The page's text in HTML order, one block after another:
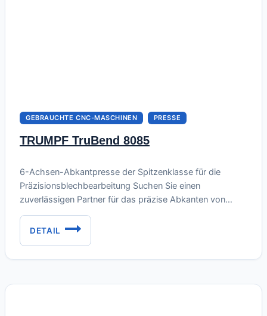
GEBRAUCHTE CNC-MASCHINEN PRESSE
TRUMPF TruBend 8085
6-Achsen-Abkantpresse der Spitzenklasse für die
Präzisionsblechbearbeitung Suchen Sie einen
zuverlässigen Partner für das präzise Abkanten von
Blechen, der eine robuste Konstruktion mit moderner
Steuerung verbindet? Wir bieten die leistungsstarke
hydraulische Abkantpresse EHT TRUMPF TruBend 8085
volle Wiederholgenauigkeit, schnelles…
DETAIL
TRUMPF
TRUBEND
8085